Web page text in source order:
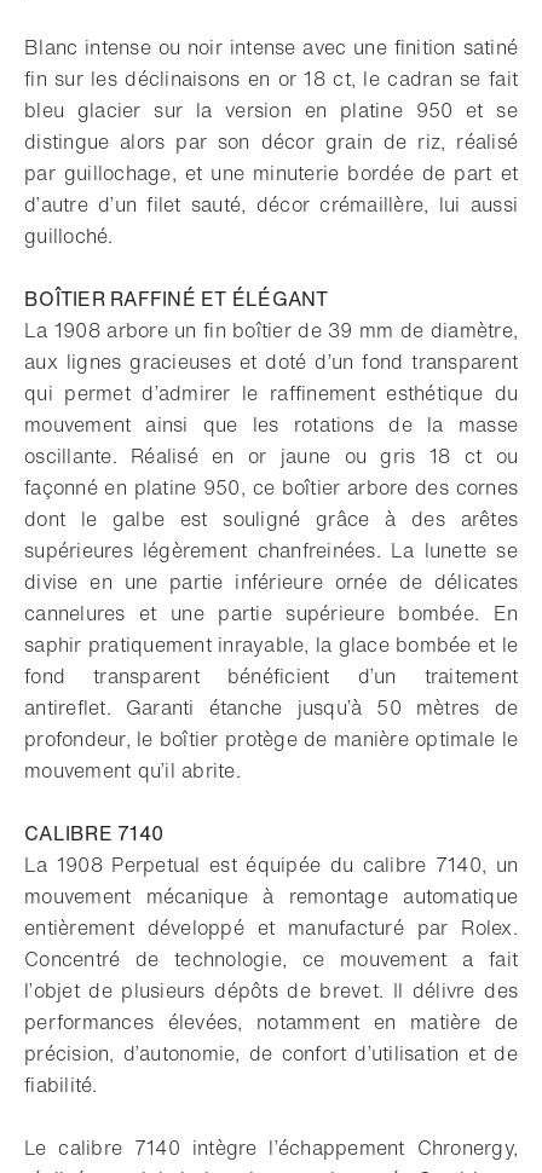
Blanc intense ou noir intense avec une finition satiné
fin sur les déclinaisons en or 18 ct, le cadran se fait
bleu glacier sur la version en platine 950 et se
distingue alors par son décor grain de riz, réalisé
par guillochage, et une minuterie bordée de part et
d’autre d’un filet sauté, décor crémaillère, lui aussi
guilloché.
BOÎTIER RAFFINÉ ET ÉLÉGANT
La 1908 arbore un fin boîtier de 39 mm de diamètre,
aux lignes gracieuses et doté d’un fond transparent
qui permet d’admirer le raffinement esthétique du
mouvement ainsi que les rotations de la masse
oscillante. Réalisé en or jaune ou gris 18 ct ou
façonné en platine 950, ce boîtier arbore des cornes
dont le galbe est souligné grâce à des arêtes
supérieures légèrement chanfreinées. La lunette se
divise en une partie inférieure ornée de délicates
cannelures et une partie supérieure bombée. En
saphir pratiquement inrayable, la glace bombée et le
fond transparent bénéficient d’un traitement
antireflet. Garanti étanche jusqu’à 50 mètres de
profondeur, le boîtier protège de manière optimale le
mouvement qu’il abrite.
CALIBRE 7140
La 1908 Perpetual est équipée du calibre 7140, un
mouvement mécanique à remontage automatique
entièrement développé et manufacturé par Rolex.
Concentré de technologie, ce mouvement a fait
l’objet de plusieurs dépôts de brevet. Il délivre des
performances élevées, notamment en matière de
précision, d’autonomie, de confort d’utilisation et de
fiabilité.
Le calibre 7140 intègre l’échappement Chronergy,